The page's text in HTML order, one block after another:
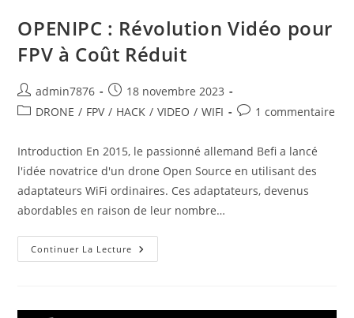
OPENIPC : Révolution Vidéo pour
FPV à Coût Réduit
Auteur/autrice
de
admin7876
Publication
publiée :
18 novembre 2023
PostDRONE / FPV / HACK / VIDEO / WIFI
Commentaires
1 commentaire
Introduction En 2015, le passionné allemand Befi a lancé
l'idée novatrice d'un drone Open Source en utilisant des
adaptateurs WiFi ordinaires. Ces adaptateurs, devenus
abordables en raison de leur nombre…
Continuer La Lecture OPENIPC
: